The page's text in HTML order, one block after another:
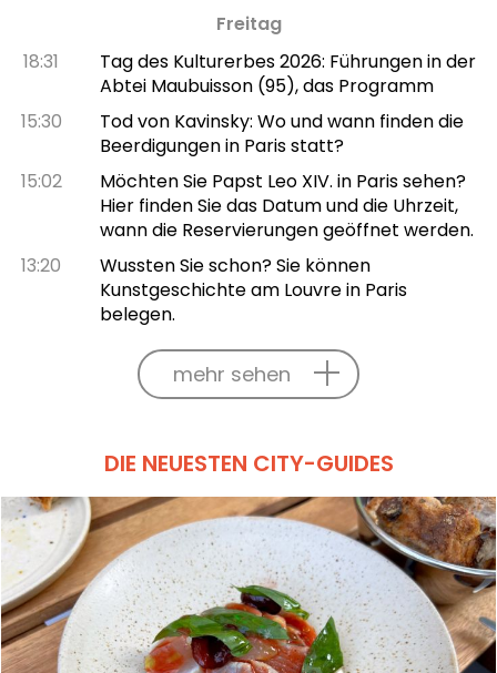
Freitag
18:31
Tag des Kulturerbes 2026: Führungen in der
Abtei Maubuisson (95), das Programm
15:30
Tod von Kavinsky: Wo und wann finden die
Beerdigungen in Paris statt?
15:02
Möchten Sie Papst Leo XIV. in Paris sehen?
Hier finden Sie das Datum und die Uhrzeit,
wann die Reservierungen geöffnet werden.
13:20
Wussten Sie schon? Sie können
Kunstgeschichte am Louvre in Paris
belegen.
mehr sehen
DIE NEUESTEN CITY-GUIDES